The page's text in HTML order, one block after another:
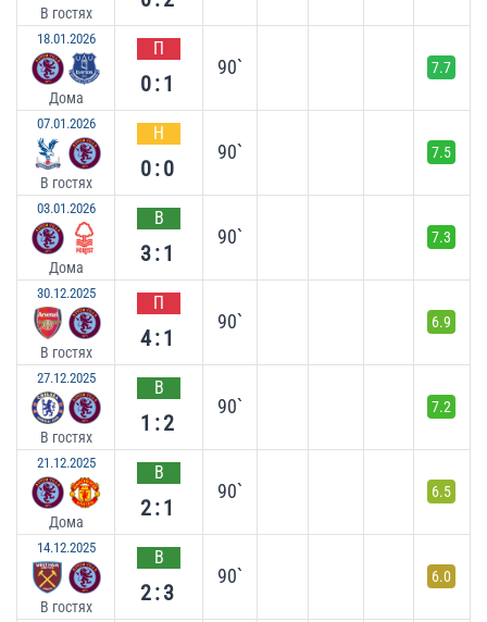
В гостях
18.01.2026
Дома
П
0:1
90` 7.7
07.01.2026
В гостях
Н
0:0
90` 7.5
03.01.2026
Дома
В
3:1
90` 7.3
30.12.2025
В гостях
П
4:1
90` 6.9
27.12.2025
В гостях
В
1:2
90` 7.2
21.12.2025
Дома
В
2:1
90` 6.5
14.12.2025
В гостях
В
2:3
90` 6.0